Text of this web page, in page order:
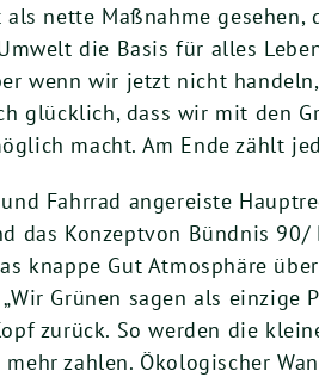
nette Maßnahme
die Basis für alles
wenn wir jetzt nicht
glücklich, dass wir mit den
macht. Am Ende zählt
Fahrrad angereiste
das Konzeptvon Bündnis
knappe Gut Atmosphäre
Grünen sagen als
zurück. So werden die
zahlen. Ökologischer